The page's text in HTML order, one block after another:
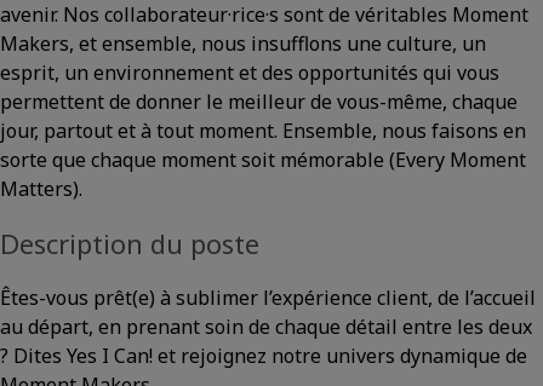
avenir. Nos collaborateur·rice·s sont de véritables Moment
Makers, et ensemble, nous insufflons une culture, un
esprit, un environnement et des opportunités qui vous
permettent de donner le meilleur de vous-même, chaque
jour, partout et à tout moment. Ensemble, nous faisons en
sorte que chaque moment soit mémorable (Every Moment
Matters).
Description du poste
Êtes-vous prêt(e) à sublimer l’expérience client, de l’accueil
au départ, en prenant soin de chaque détail entre les deux
? Dites Yes I Can! et rejoignez notre univers dynamique de